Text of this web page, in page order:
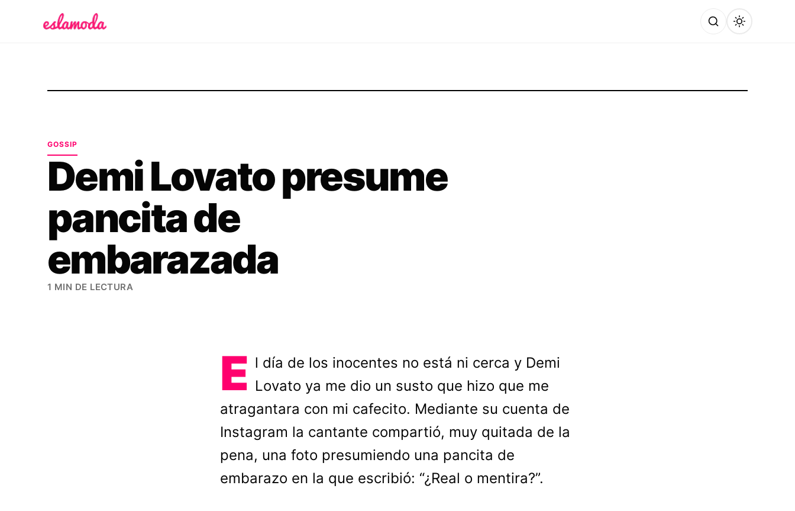
GOSSIP
Demi Lovato presume
pancita de
embarazada
1 MIN DE LECTURA
E l día de los inocentes no está ni cerca y Demi
Lovato ya me dio un susto que hizo que me
atragantara con mi cafecito. Mediante su cuenta de
Instagram la cantante compartió, muy quitada de la
pena, una foto presumiendo una pancita de
embarazo en la que escribió: “¿Real o mentira?”.